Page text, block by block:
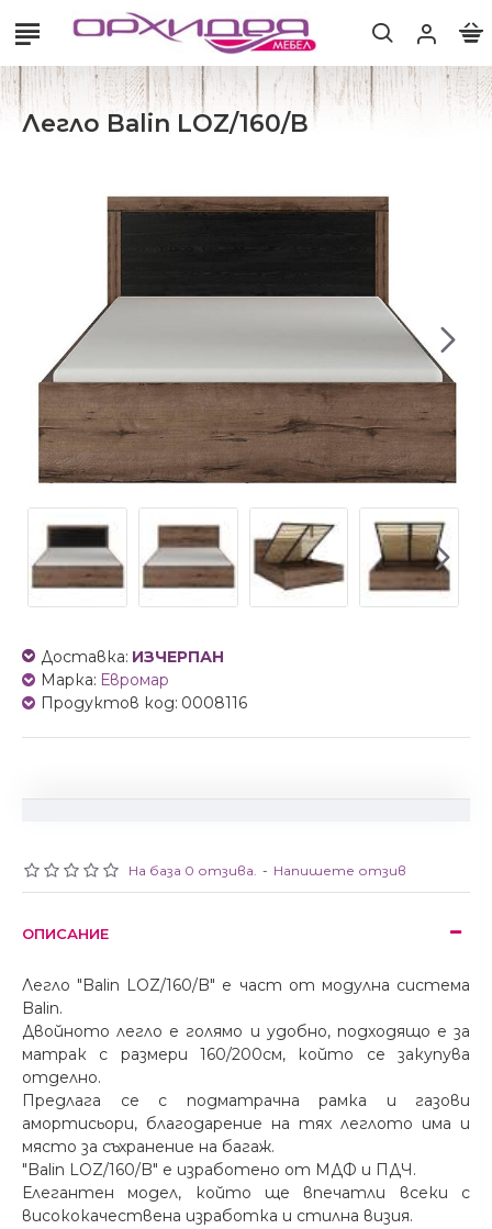
Легло Balin LOZ/160/B
На база 0 отзива. - Напишете отзив
Доставка: ИЗЧЕРПАН
Марка: Евромар
Продуктов код: 0008116
ОПИСАНИЕ
Легло "Balin LOZ/160/B" е част от модулна система
Balin.
Двойното легло е голямо и удобно, подходящо е за
матрак с размери 160/200см, който се закупува
отделно.
Предлага се с подматрачна рамка и газови
амортисьори, благодарение на тях леглото има и
място за съхранение на багаж.
"Balin LOZ/160/B" е изработено от МДФ и ПДЧ.
Елегантен модел, който ще впечатли всеки с
висококачествена изработка и стилна визия.